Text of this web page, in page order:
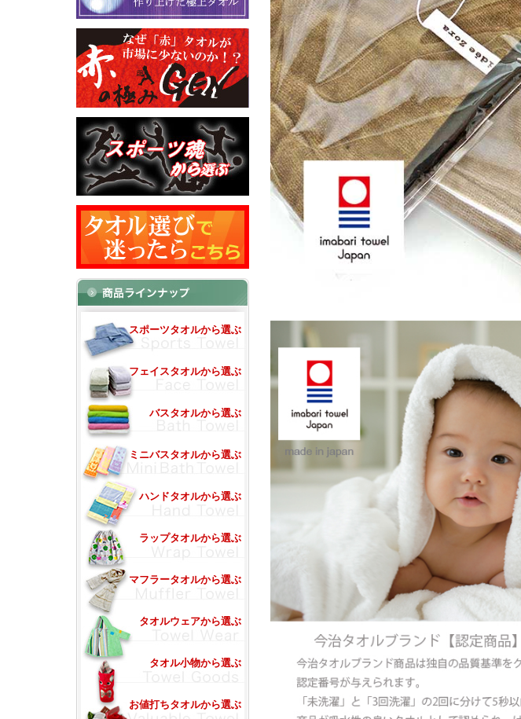
スポーツタオルから選ぶ
フェイスタオルから選ぶ
バスタオルから選ぶ
ミニバスタオルから選ぶ
ハンドタオルから選ぶ
ラップタオルから選ぶ
マフラータオルから選ぶ
タオルウェアから選ぶ
タオル小物から選ぶ
お値打ちタオルから選ぶ